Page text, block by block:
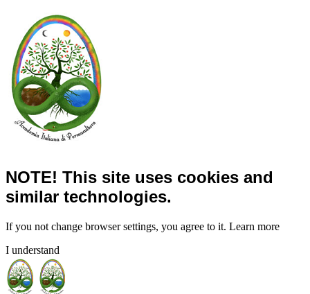
NOTE! This site uses cookies and
similar technologies.
If you not change browser settings, you agree to it. Learn more
I understand